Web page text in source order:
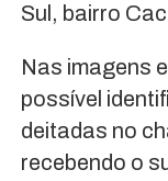
Sul, bairro
Nas imagens
possível
deitadas no
recebendo o